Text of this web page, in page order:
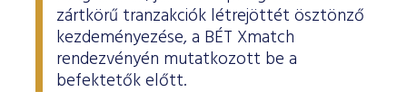
zártkörű tranzakciók létrejöttét ösztönző
kezdeményezése, a BÉT Xmatch
rendezvényén mutatkozott be a
befektetők előtt.